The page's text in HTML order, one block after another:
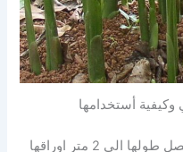
أستخدامها
كما وضحنا سابقاً انها عشبة معمرة يصل طولها الى 2 متر اوراقها